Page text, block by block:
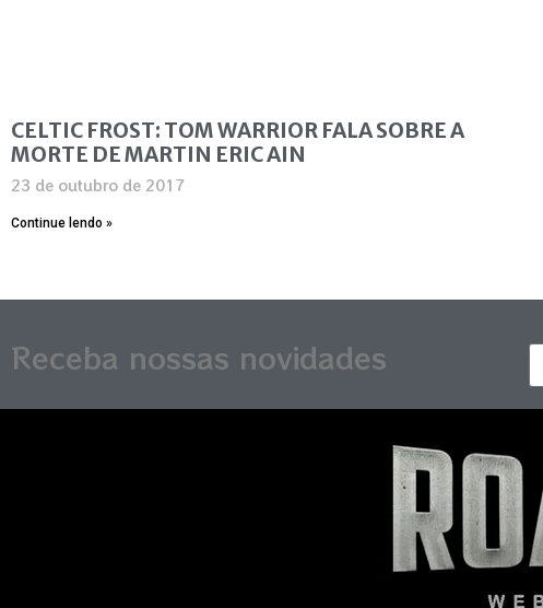
CELTIC FROST: TOM WARRIOR FALA SOBRE A
MORTE DE MARTIN ERIC AIN
23 de outubro de 2017
Continue lendo »
Receba nossas novidades